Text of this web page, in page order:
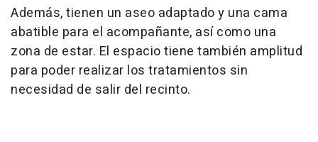
Además, tienen un aseo adaptado y una cama
abatible para el acompañante, así como una
zona de estar. El espacio tiene también amplitud
para poder realizar los tratamientos sin
necesidad de salir del recinto.